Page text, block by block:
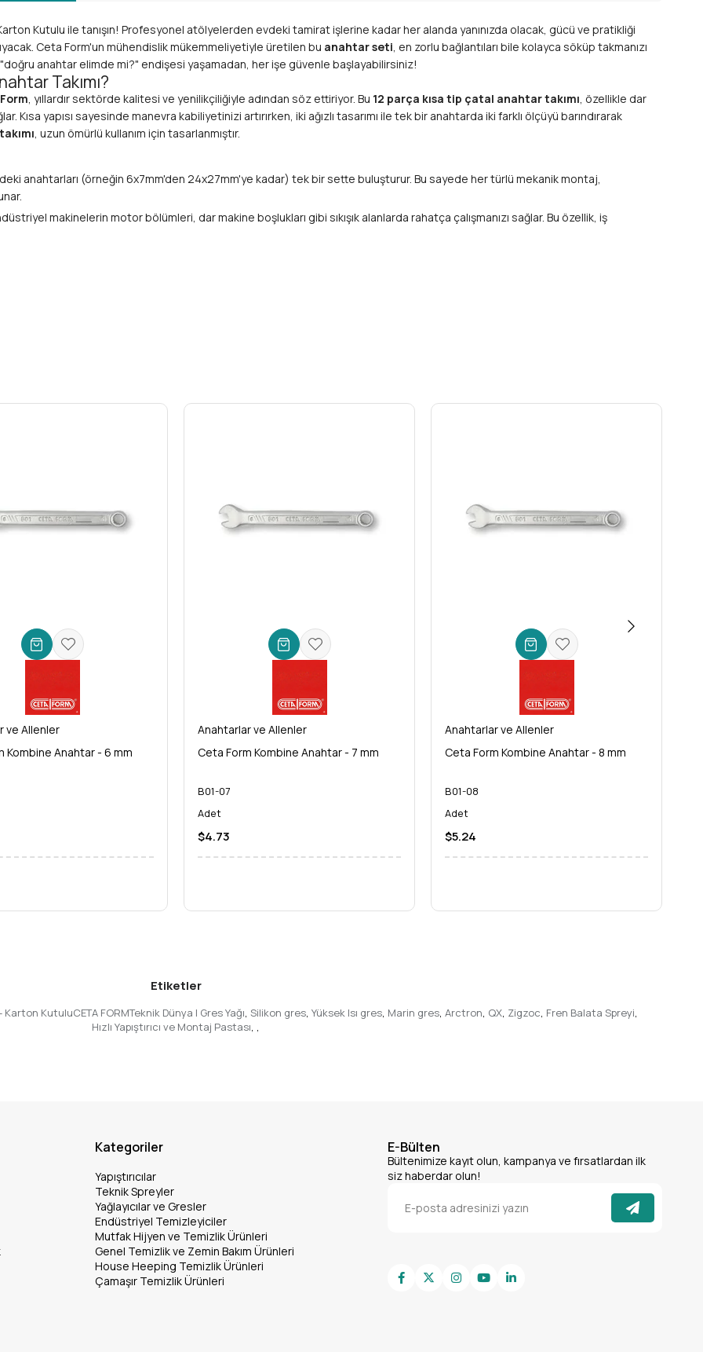
Kutulu ile tanışın! Profesyonel atölyelerden evdeki tamirat işlerine kadar her alanda yanınızda olacak, gücü ve pratikliği
Ceta Form'un mühendislik mükemmeliyetiyle üretilen bu anahtar seti, en zorlu bağlantıları bile kolayca söküp takmanızı
"doğru anahtar elimde mi?" endişesi yaşamadan, her işe güvenle başlayabilirsiniz!
Takımı?
, yıllardır sektörde kalitesi ve yenilikçiliğiyle adından söz ettiriyor. Bu 12 parça kısa tip çatal anahtar takımı, özellikle dar
Kısa yapısı sayesinde manevra kabiliyetinizi artırırken, iki ağızlı tasarımı ile tek bir anahtarda iki farklı ölçüyü barındırarak
, uzun ömürlü kullanım için tasarlanmıştır.
anahtarları (örneğin 6x7mm'den 24x27mm'ye kadar) tek bir sette buluşturur. Bu sayede her türlü mekanik montaj,
makinelerin motor bölümleri, dar makine boşlukları gibi sıkışık alanlarda rahatça çalışmanızı sağlar. Bu özellik, iş
minimize eder ve sağlam kavrama sunar.
genel ev aletleri bakımına ve bahçe ekipmanlarının onarımına kadar pek çok DIY projenizde size kolaylık sağlar.
teknisyenlerin günlük iş akışlarını hızlandıran ve kolaylaştıran birprofesyonel anahtar takımıdır.
Kaliteli
yatırım yapmak, zamandan ve emekten tasarruf etmek demektir. İşlerinizi profesyonelce halletmek
ve Allenler
Kombine Anahtar - 6 mm
Anahtarlar ve Allenler
Ceta Form Kombine Anahtar - 7 mm
B01-07
Adet
$4.73
Anahtarlar ve Allenler
Ceta Form Kombine Anahtar - 8 mm
B01-08
Adet
$5.24
Etiketler
KutuluCETA FORMTeknik Dünya | Gres Yağı, Silikon gres, Yüksek Isı gres, Marin gres, Arctron, QX, Zigzoc, Fren Balata Spreyi,
Hızlı Yapıştırıcı ve Montaj Pastası, ,
Kategoriler
Yapıştırıcılar
Teknik Spreyler
Yağlayıcılar ve Gresler
Endüstriyel Temizleyiciler
Mutfak Hijyen ve Temizlik Ürünleri
Genel Temizlik ve Zemin Bakım Ürünleri
House Heeping Temizlik Ürünleri
Çamaşır Temizlik Ürünleri
E-Bülten
Bültenimize kayıt olun, kampanya ve fırsatlardan ilk
siz haberdar olun!